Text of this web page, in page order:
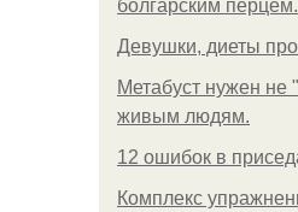
болгарским перцем.
Девушки, диеты
Метабуст нужен
живым людям.
12 ошибок в
Комплекс